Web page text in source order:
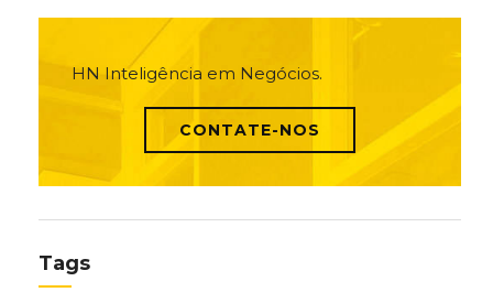
HN Inteligência em Negócios.
CONTATE-NOS
Tags